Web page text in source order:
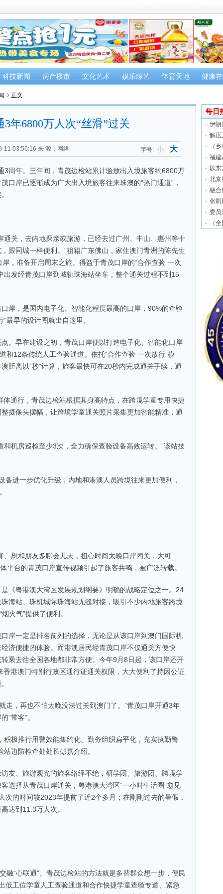
科技新闻 房产楼市 文化艺术 娱乐综艺 体育天地 健康
正文
年6800万人次“丝滑”过关
字号: 小 大
11 03:56:16 来 源：网络
年。三年间，青茂边检站累计验放出入境旅客约6800万
口岸已逐渐成为广大出入境旅客往来珠澳的“热门通道”，
，去内地探亲或旅游，已经去过广州、中山、惠州等十
跟同城一样便利。”祖籍广东佛山，家住澳门青洲的陈先生
，准备开启周末之旅。得益于青茂口岸的“合作查验 一次
出发经青茂口岸到城轨珠海站坐车，整个通关过程不到15
，是国内电子化、智能化程度最高的口岸，90%的查验
最早的设计图就出自这里。
早在建设之初，青茂口岸便以打造电子化、智能化口岸
和12条传统人工查验通道。依托“合作查验 一次放行”模
距离以“秒”计算，旅客最快可在20秒内完成通关手续，通
行，青茂边检站根据其身高特点，在跨境学童专用快捷
摄像头摆幅，让跨境学童通关照片采集更加智能精准，通
房巡检至少3次，全力确保查验设备高效运转。”该站技
一步优化升级，内地和港澳人员跨境往来更加便利，
和朋友多聊会儿天，担心时间太晚口岸闭关，大可
平台的青茂口岸宣传视频引起了旅客共鸣，被广泛转载。
粤港澳大湾区发展规划纲要》明确的战略定位之一。24
海站、珠机城际珠海站无缝对接，吸引不少内地旅客跨境
火气”提供了便利。
一定是排名前列的选择，无论是从该口岸到澳门国际机
济便捷的体验。而港澳居民经青茂口岸不仅通关方便快
乘去往全国各地都非常方便。今年9月8日起，该口岸还开
港澳门特别行政区通行证通关权限，大大便利了持因公证
，再也不怕太晚没法过关到澳门了。”青茂口岸开通3年
“常客”。
推行用警效能集约化、勤务组织扁平化，充实执勤警
边防检查处处长彭嘉介绍。
、旅游观光的旅客络绎不绝，研学团、旅游团、跨境学
选择从青茂口岸通关，粤港澳大湾区“一小时生活圈”愈见
的时间较2023年提前了近2个多月；在刚刚过去的暑假，
达到11.3万人次。
“心联通”。青茂边检站的方法就是多替群众想一步，便民
低工位学童人工查验通道和合作快捷学童查验专道、紧急
每日
伊朗
解压
（
福建
以
北京
融合
张凯
委员
（